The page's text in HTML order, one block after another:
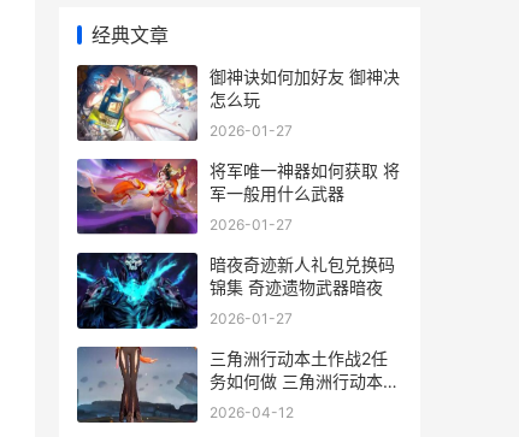
经典文章
御神诀如何加好友 御神决
怎么玩
2026-01-27
将军唯一神器如何获取 将
军一般用什么武器
2026-01-27
暗夜奇迹新人礼包兑换码
锦集 奇迹遗物武器暗夜
2026-01-27
三角洲行动本土作战2任
务如何做 三角洲行动本土
作战系列
2026-04-12